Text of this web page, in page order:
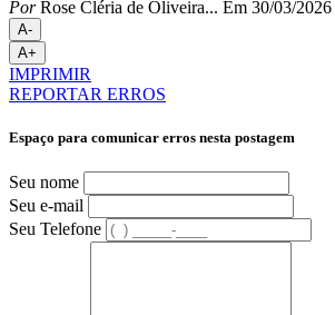
PorRose Cléria de Oliveira... Em 30/03/
A-
A+
IMPRIMIR
REPORTAR ERROS
Espaço para comunicar erros nesta postagem
Seu nome
Seu e-mail
Seu Telefone